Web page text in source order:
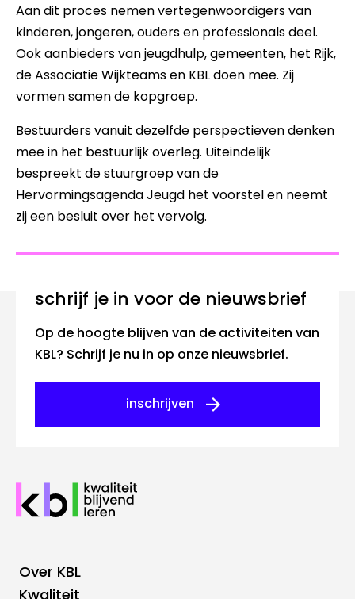
Aan dit proces nemen vertegenwoordigers van
kinderen, jongeren, ouders en professionals deel.
Ook aanbieders van jeugdhulp, gemeenten, het Rijk,
de Associatie Wijkteams en KBL doen mee. Zij
vormen samen de kopgroep.
Bestuurders vanuit dezelfde perspectieven denken
mee in het bestuurlijk overleg. Uiteindelijk
bespreekt de stuurgroep van de
Hervormingsagenda Jeugd het voorstel en neemt
zij een besluit over het vervolg.
Schrijf je in voor de nieuwsbrief
Op de hoogte blijven van de activiteiten van
KBL? Schrijf je nu in op onze nieuwsbrief.
inschrijven
Footer
Over KBL
Kwaliteit